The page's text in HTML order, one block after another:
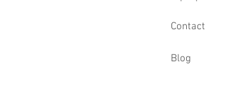
Contact
Blog